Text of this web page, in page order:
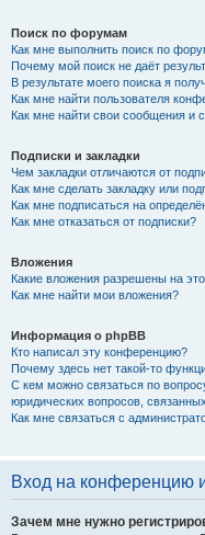
Поиск по форумам
Как мне выполнить поиск по
Почему мой поиск не даёт
В результате моего поиска я
Как мне найти пользователя
Как мне найти свои сообщения и
Подписки и закладки
Чем закладки отличаются от
Как мне сделать закладку или
Как мне подписаться на
Как мне отказаться от подписки?
Вложения
Какие вложения разрешены на
Как мне найти мои вложения?
Информация о phpBB
Кто написал эту конференцию?
Почему здесь нет такой-то
С кем можно связаться по
юридических вопросов,
Как мне связаться с
Вход на конференцию
Зачем мне нужно